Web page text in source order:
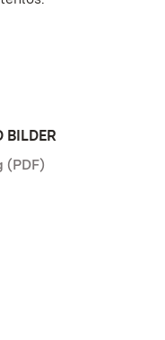
BILDER
(PDF)